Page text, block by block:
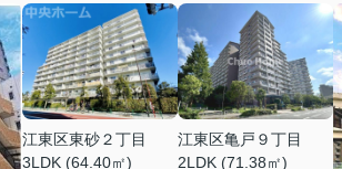
江東区東砂２丁目
3LDK (64.40㎡)
江東区亀戸９丁目
2LDK (71.38㎡)